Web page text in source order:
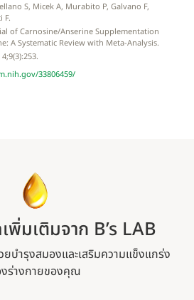
S, Micek A, Murabito P, Galvano F,
F.
of Carnosine/Anserine Supplementation
A Systematic Review with Meta-Analysis.
33806459/
พิ่มเติมจาก B’s LAB
บำรุงสมองและเสริมความแข็งแกร่ง
ร่างกายของคุณ